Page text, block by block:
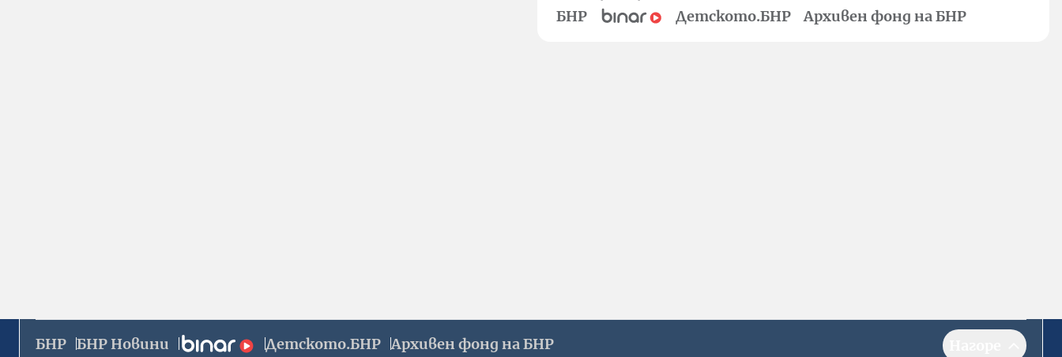
БНР Детското.БНР Архивен фонд на БНР
БНР БНР Новини Детското.БНР Архивен фонд на БНР